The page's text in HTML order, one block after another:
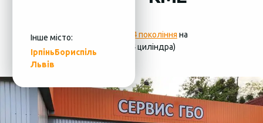
Інше місто:
ІрпіньБориспіль
Львів
Фотографії установки ГБО 4 покоління на
Toyota Highlander 2.7 2010 (4 циліндра)